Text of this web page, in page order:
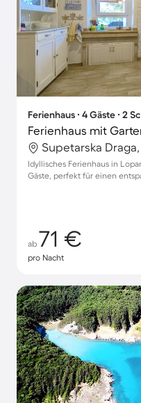
Ferienhaus ∙ 4 Gäste ∙ 2
Supetarska
Idyllisches Ferienhaus in
Gäste, perfekt für einen
ab 71 €
pro Nacht